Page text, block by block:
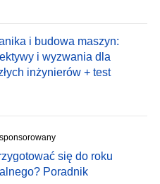
i budowa maszyn:
i wyzwania dla
inżynierów + test
się do roku
Poradnik